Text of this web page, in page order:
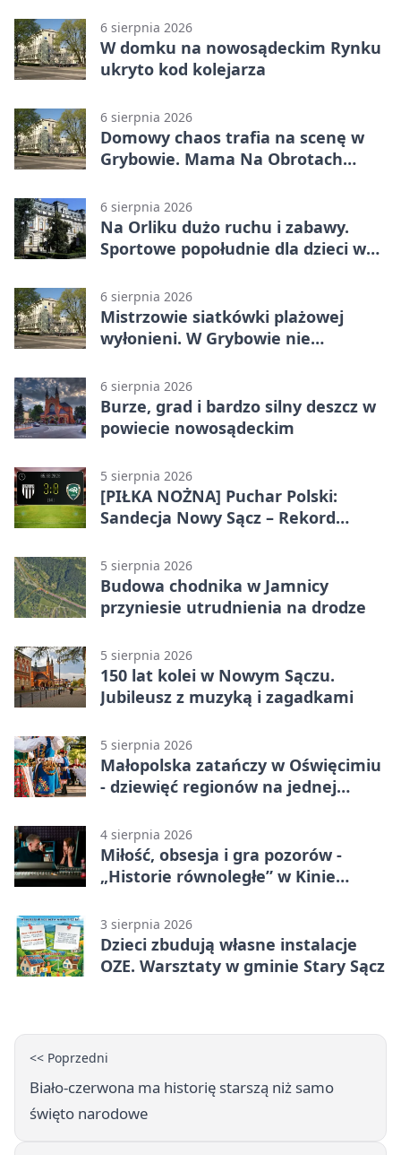
6 sierpnia 2026
W domku na nowosądeckim Rynku
ukryto kod kolejarza
6 sierpnia 2026
Domowy chaos trafia na scenę w
Grybowie. Mama Na Obrotach
6 sierpnia 2026
Na Orliku dużo ruchu i zabawy.
Sportowe popołudnie dla dzieci w
6 sierpnia 2026
Mistrzowie siatkówki plażowej
wyłonieni. W Grybowie nie
6 sierpnia 2026
Burze, grad i bardzo silny deszcz w
powiecie nowosądeckim
5 sierpnia 2026
[PIŁKA NOŻNA] Puchar Polski:
Sandecja Nowy Sącz – Rekord
5 sierpnia 2026
Budowa chodnika w Jamnicy
przyniesie utrudnienia na drodze
5 sierpnia 2026
150 lat kolei w Nowym Sączu.
Jubileusz z muzyką i zagadkami
5 sierpnia 2026
Małopolska zatańczy w Oświęcimiu
- dziewięć regionów na jednej
4 sierpnia 2026
Miłość, obsesja i gra pozorów -
„Historie równoległe” w Kinie
3 sierpnia 2026
Dzieci zbudują własne instalacje
OZE. Warsztaty w gminie Stary Sącz
<< Poprzedni
Biało-czerwona ma historię starszą niż samo
święto narodowe